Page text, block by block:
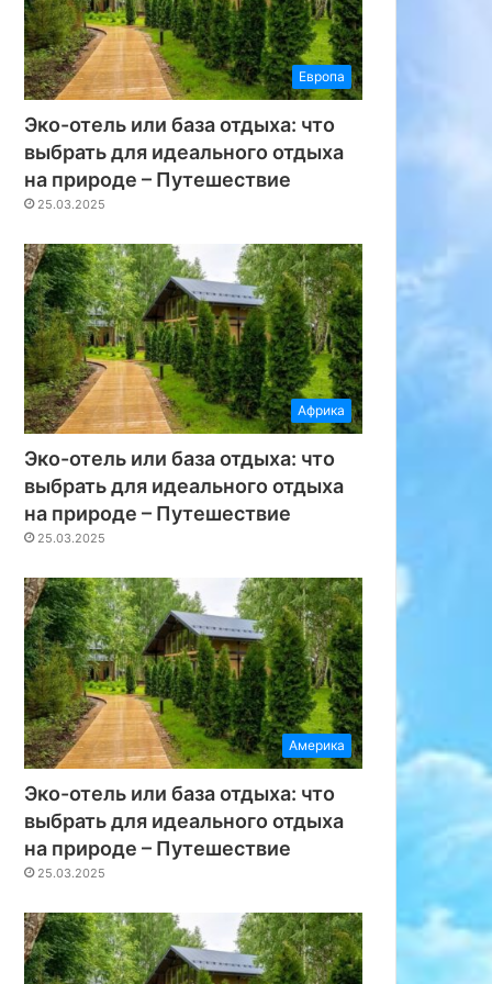
Азия
Избыток или новое
дети перестали
Европа
Эко-отель или база отдыха: что
выбрать для идеального отдыха
на природе – Путешествие
25.03.2025
Африка
Эко-отель или база отдыха: что
выбрать для идеального отдыха
на природе – Путешествие
25.03.2025
Америка
Эко-отель или база отдыха: что
выбрать для идеального отдыха
на природе – Путешествие
25.03.2025